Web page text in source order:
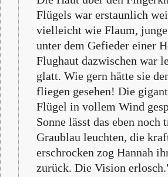
Flügels war erstaunlich
vielleicht wie Flaum, junge
unter dem Gefieder einer
Flughaut dazwischen war
glatt. Wie gern hätte sie
fliegen gesehen! Die
Flügel in vollem Wind
Sonne lässt das eben noch
Graublau leuchten, die
erschrocken zog Hannah
zurück. Die Vision